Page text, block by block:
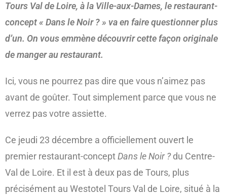
Tours Val de Loire, à la Ville-aux-Dames, le restaurant-
concept « Dans le Noir ? » va en faire questionner plus
d’un. On vous emmène découvrir cette façon originale
de manger au restaurant.
Ici, vous ne pourrez pas dire que vous n’aimez pas
avant de goûter. Tout simplement parce que vous ne
verrez pas votre assiette.
Ce jeudi 23 décembre a officiellement ouvert le
premier restaurant-conceptDans le Noir ?du Centre-
Val de Loire. Et il est à deux pas de Tours, plus
précisément au Westotel Tours Val de Loire, situé à la